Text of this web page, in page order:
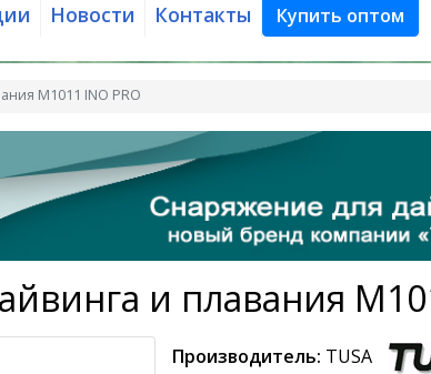
Новости Контакты Купить оптом
M1011 INO PRO
и плавания
Производитель: TUSA